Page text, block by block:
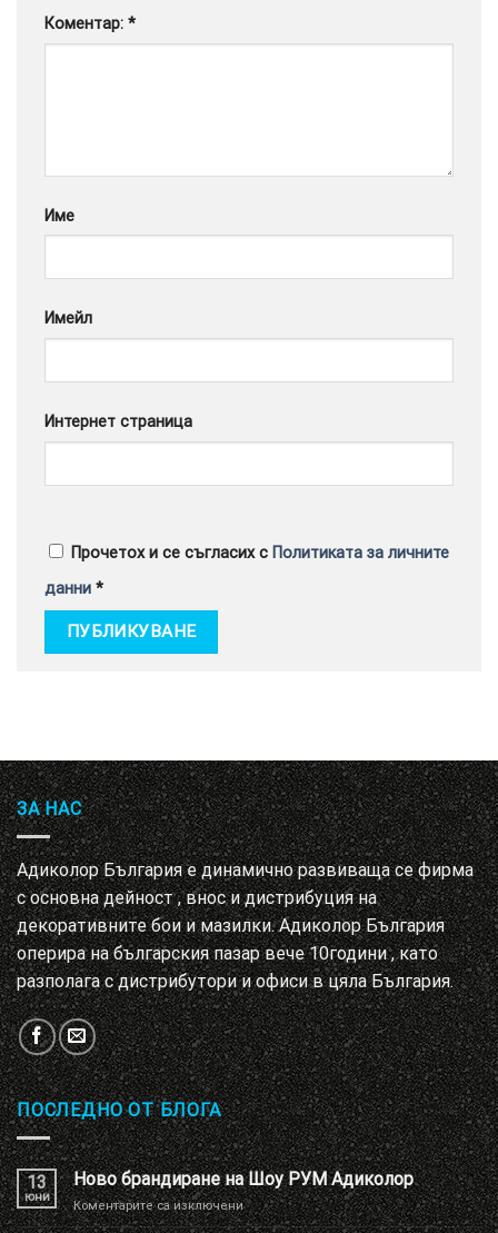
Коментар: *
Име
Имейл
Интернет страница
Прочетох и се съгласих с Политиката за личните
данни *
ЗА НАС
Адиколор България е динамично развиваща се фирма
с основна дейност , внос и дистрибуция на
декоративните бои и мазилки. Адиколор България
оперира на българския пазар вече 10години , като
разполага с дистрибутори и офиси в цяла България.
ПОСЛЕДНО ОТ БЛОГА
13
юни
Ново брандиране на Шоу РУМ Адиколор
Коментарите са изключениза
Ново
УСЛУГИ ОПЦИИ